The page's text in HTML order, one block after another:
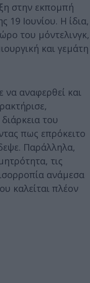
στην εκπομπή
19 Ιουνίου. Η ίδια,
του μόντελινγκ,
και γεμάτη
να αναφερθεί και
του
πως επρόκειτο
Παράλληλα,
τις
ανάμεσα
καλείται πλέον